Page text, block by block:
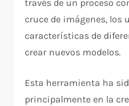
través de un proceso
cruce de imágenes, los
características de
crear nuevos modelos.
Esta herramienta ha
principalmente en la